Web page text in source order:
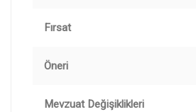
Fırsat
Öneri
Mevzuat Değişiklikleri